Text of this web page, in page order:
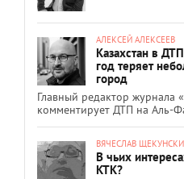
АЛЕКСЕЙ АЛЕКСЕЕВ
Казахстан в
год теряет
город
Главный редактор журнала
комментирует ДТП на Аль-
ВЯЧЕСЛАВ
В чьих
КТК?